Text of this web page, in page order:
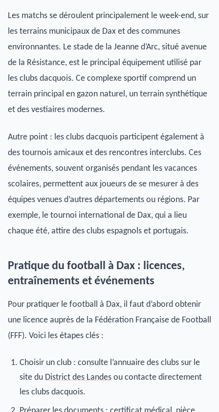
Les matchs se déroulent principalement le week-end, sur
les terrains municipaux de Dax et des communes
environnantes. Le stade de la Jeanne d’Arc, situé avenue
de la Résistance, est le principal équipement utilisé par
les clubs dacquois. Ce complexe sportif comprend un
terrain principal en gazon naturel, un terrain synthétique
et des vestiaires modernes.
Autre point : les clubs dacquois participent également à
des tournois amicaux et des rencontres interclubs. Ces
événements, souvent organisés pendant les vacances
scolaires, permettent aux joueurs de se mesurer à des
équipes venues d’autres départements ou régions. Par
exemple, le tournoi international de Dax, qui a lieu
chaque été, attire des clubs espagnols et portugais.
Pratique du football à Dax : licences,
entraînements et événements
Pour pratiquer le football à Dax, il faut d’abord obtenir
une licence auprès de la Fédération Française de Football
(FFF). Voici les étapes clés :
Choisir un club : consulte l’annuaire des clubs sur le
site du District des Landes ou contacte directement
les clubs dacquois.